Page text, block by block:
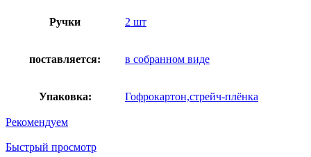
Ручки 2 шт
поставляется: в собранном виде
Упаковка: Гофрокартон,стрейч-плёнка
Рекомендуем
Быстрый просмотр